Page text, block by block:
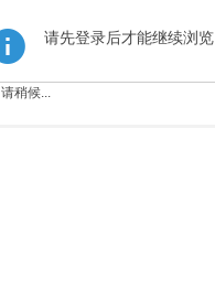
请先登录后才能继续浏览
请稍候...